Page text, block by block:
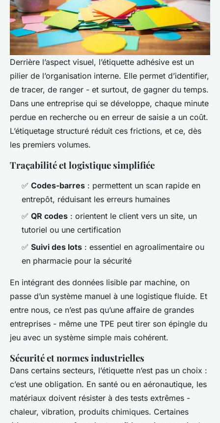
Derrière l’aspect visuel, l’étiquette adhésive est un
pilier de l’organisation interne. Elle permet d’identifier,
de tracer, de ranger - et surtout, de gagner du temps.
Dans une entreprise qui se développe, chaque minute
perdue en recherche ou en erreur de saisie a un coût.
L’étiquetage structuré réduit ces frictions, et ce, dès
les premiers volumes.
Traçabilité et logistique simplifiée
✅ Codes-barres : permettent un scan rapide en
entrepôt, réduisant les erreurs humaines
✅ QR codes : orientent le client vers un site, un
tutoriel ou une certification
✅ Suivi des lots : essentiel en agroalimentaire ou
en pharmacie pour la sécurité
En intégrant des données lisible par machine, on
passe d’un système manuel à une logistique fluide. Et
entre nous, ce n’est pas qu’une affaire de grandes
entreprises - même une TPE peut tirer son épingle du
jeu avec un système simple mais cohérent.
Sécurité et normes industrielles
Dans certains secteurs, l’étiquette n’est pas un choix :
c’est une obligation. En santé ou en aéronautique, les
matériaux doivent résister à des tests extrêmes -
chaleur, vibration, produits chimiques. Certaines